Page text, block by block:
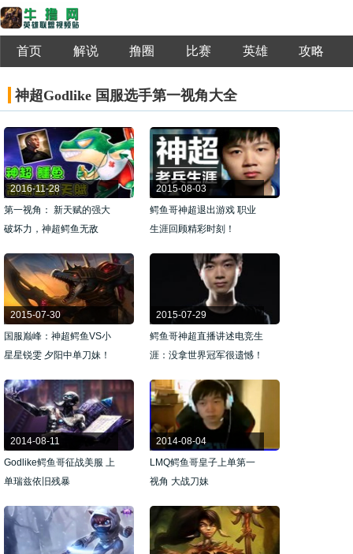
首页 解说 撸圈 比赛 英雄 攻略
神超Godlike 国服选手第一视角大全
2016-11-28
第一视角： 新天赋的强大
破坏力，神超鳄鱼无敌
2015-08-03
鳄鱼哥神超退出游戏 职业
生涯回顾精彩时刻！
2015-07-30
国服巅峰：神超鳄鱼VS小
星星锐雯 夕阳中单刀妹！
2015-07-29
鳄鱼哥神超直播讲述电竞生
涯：没拿世界冠军很遗憾！
2014-08-11
Godlike鳄鱼哥征战美服 上
单瑞兹依旧残暴
2014-08-04
LMQ鳄鱼哥皇子上单第一
视角 大战刀妹